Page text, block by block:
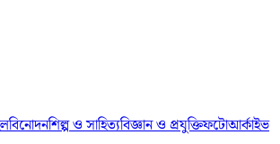
বিনোদনশিল্প ও সাহিত্যবিজ্ঞান ও প্রযুক্তিফটোআর্কাইভ